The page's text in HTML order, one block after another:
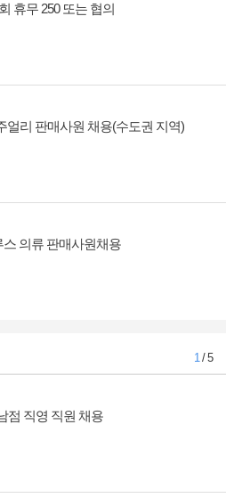
휴무 250 또는 협의
얼리 판매사원 채용(수도권 지역)
스 의류 판매사원채용
1/ 5
점 직영 직원 채용